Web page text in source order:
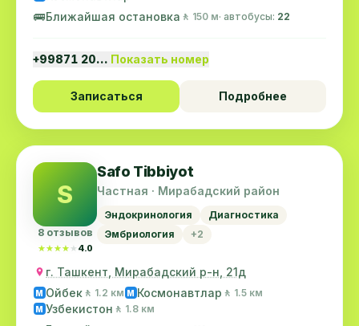
🚌Ближайшая остановка 🚶 150 м· автобусы: 22
+99871 20… Показать номер
Записаться Подробнее
S
8 отзывов
★★★★★
★★★★★ 4.0
Safo Tibbiyot
Частная · Мирабадский район
Эндокринология
Диагностика
Эмбриология
+2
г. Ташкент, Мирабадский р-н, 21д
M Ойбек 🚶 1.2 км M Космонавтлар 🚶 1.5 км
M Узбекистон 🚶 1.8 км